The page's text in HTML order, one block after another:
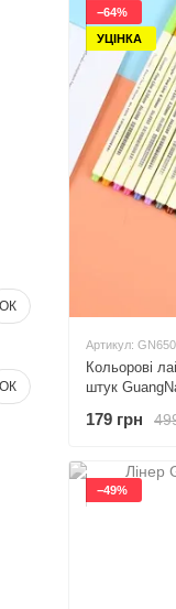
−64%
УЦІНКА
Артикул:
Кольорові
штук
179 грн
−49%
ОК
ОК